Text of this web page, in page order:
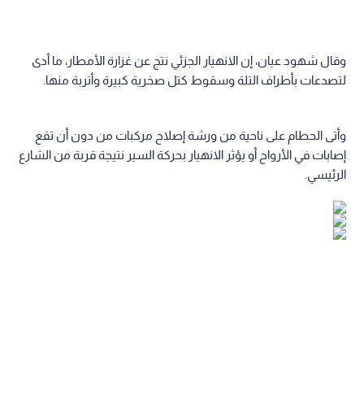
وقال شهود عيان، إن الانهيار الجزئي نتج عن غزارة الأمطار، ما أدى
لتصدعات بأطراف التلة وسقوط كتل صخرية كبيرة وأتربة منها.
وأتى الحطام على ناحية من ورشة إصلاح مركبات من دون أن تقع
إصابات في الأرواح أو يؤثر الانهيار بحركة السير نتيجة قربة من الشارع
الرئيسي.